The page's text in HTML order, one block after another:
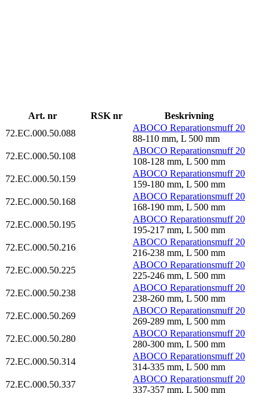
Art. nr RSK nr
Beskrivning
72.EC.000.50.088
ABOCO Reparationsmuff 20
88-110 mm, L 500 mm
72.EC.000.50.108
ABOCO Reparationsmuff 20
108-128 mm, L 500 mm
72.EC.000.50.159
ABOCO Reparationsmuff 20
159-180 mm, L 500 mm
72.EC.000.50.168
ABOCO Reparationsmuff 20
168-190 mm, L 500 mm
72.EC.000.50.195
ABOCO Reparationsmuff 20
195-217 mm, L 500 mm
72.EC.000.50.216
ABOCO Reparationsmuff 20
216-238 mm, L 500 mm
72.EC.000.50.225
ABOCO Reparationsmuff 20
225-246 mm, L 500 mm
72.EC.000.50.238
ABOCO Reparationsmuff 20
238-260 mm, L 500 mm
72.EC.000.50.269
ABOCO Reparationsmuff 20
269-289 mm, L 500 mm
72.EC.000.50.280
ABOCO Reparationsmuff 20
280-300 mm, L 500 mm
72.EC.000.50.314
ABOCO Reparationsmuff 20
314-335 mm, L 500 mm
72.EC.000.50.337
ABOCO Reparationsmuff 20
337-357 mm, L 500 mm